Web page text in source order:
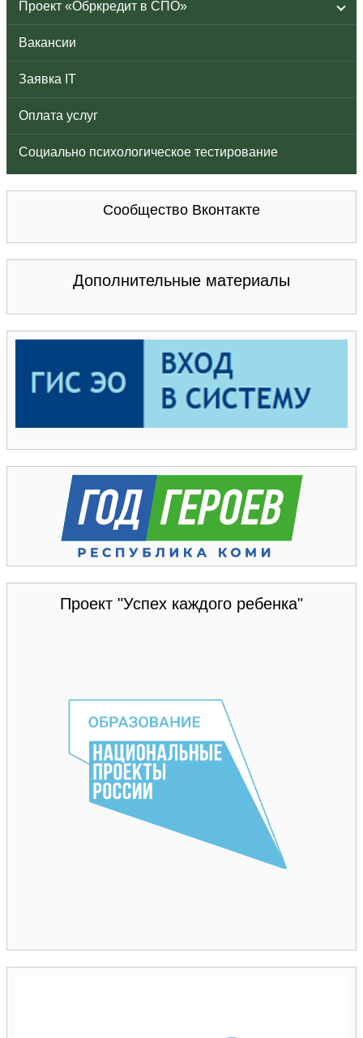
Проект «Обркредит в СПО»
Вакансии
Заявка IT
Оплата услуг
Социально психологическое тестирование
Сообщество Вконтакте
Дополнительные материалы
Проект "Успех каждого ребенка"